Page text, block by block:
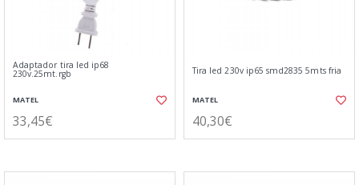
Adaptador tira led ip68
230v.25mt.rgb
MATEL
33,45€
Tira led 230v ip65 smd2835 5mts fria
MATEL
40,30€